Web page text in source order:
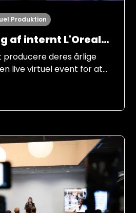
Produktion
af internt L'Oreal
on top"
producere deres årlige
live virtuel event for at
marketing og